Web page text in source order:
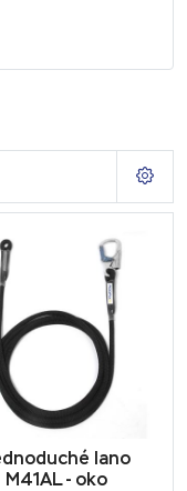
lano
M41AL - oko